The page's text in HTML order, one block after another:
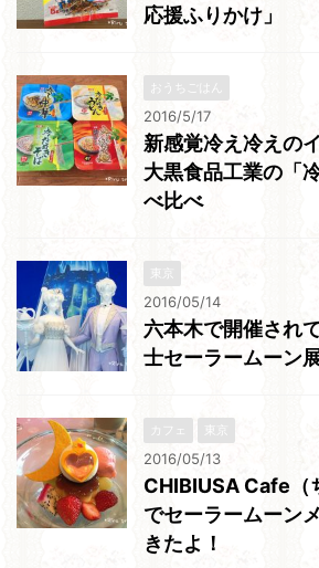
応援ふりかけ」
おうちごはん
2016/5/17
新感覚冷え冷えの
大黒食品工業の「
べ比べ
東京
2016/05/14
六本木で開催され
士セーラームーン
カフェ 東京
2016/05/13
CHIBIUSA Cafe（
でセーラームーン
きたよ！